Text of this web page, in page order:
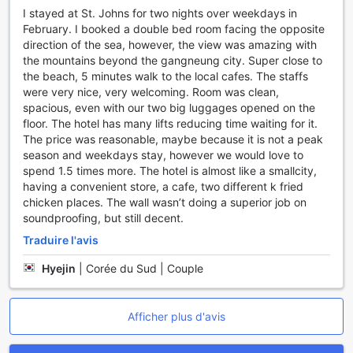
certificate and present it at check-in.
• Accepted Documents: Vaccination and health
certificates, mobile app health records (electronic
certificates), etc.
• Pets are only allowed in designated pet-friendly rooms.
Pets are not permitted in standard rooms.
• Recommended Capacity: Maximum 2 dogs in standard
rooms / Maximum 3 dogs in suite rooms
• Pet amenities (Snug House & cushion, pee pads, waste
bags, towels, food bowl, and shampoo) are provided
based on one dog and can be used for up to two dogs.
(Large dogs: maximum one dog per room.)
• There are no breed or weight restrictions; however,
legally designated dangerous dogs and breeds with
aggressive tendencies must wear a muzzle.
• When moving around the hotel, please use a pet stroller,
carrier, or leash, and follow proper pet etiquette.
• Pet strollers are available for paid rental at the Front Desk
(1F) on a first-come, first-served basis.
• Cabanas (Jacuzzi) at the Pine Tower Infinity Pool are
I stayed at St. Johns for two nights over weekdays in
February. I booked a double bed room facing the opposite
direction of the sea, however, the view was amazing with
the mountains beyond the gangneung city. Super close to
the beach, 5 minutes walk to the local cafes. The staffs
were very nice, very welcoming. Room was clean,
spacious, even with our two big luggages opened on the
floor. The hotel has many lifts reducing time waiting for it.
The price was reasonable, maybe because it is not a peak
season and weekdays stay, however we would love to
spend 1.5 times more. The hotel is almost like a smallcity,
having a convenient store, a cafe, two different k fried
chicken places. The wall wasn’t doing a superior job on
soundproofing, but still decent.
Traduire l'avis
Hyejin Corée du Sud | Couple
Afficher plus d'avis